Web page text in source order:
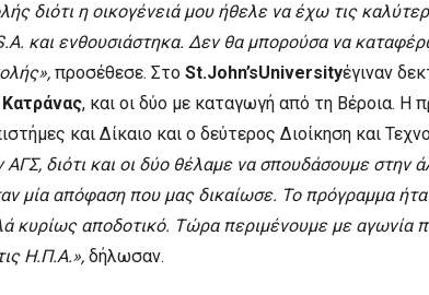
διότι η οικογένειά μου ήθελε να έχω τις
και ενθουσιάστηκα. Δεν θα μπορούσα να
προσέθεσε. Στο St.John’sUniversityέγιναν
, και οι δύο με καταγωγή από τη Βέροια. Η
και Δίκαιο και ο δεύτερος Διοίκηση και
ΑΓΣ, διότι και οι δύο θέλαμε να σπουδάσουμε στην
μία απόφαση που μας δικαίωσε. Το πρόγραμμα
κυρίως αποδοτικό. Τώρα περιμένουμε με αγωνία
Η.Π.Α.», δήλωσαν.